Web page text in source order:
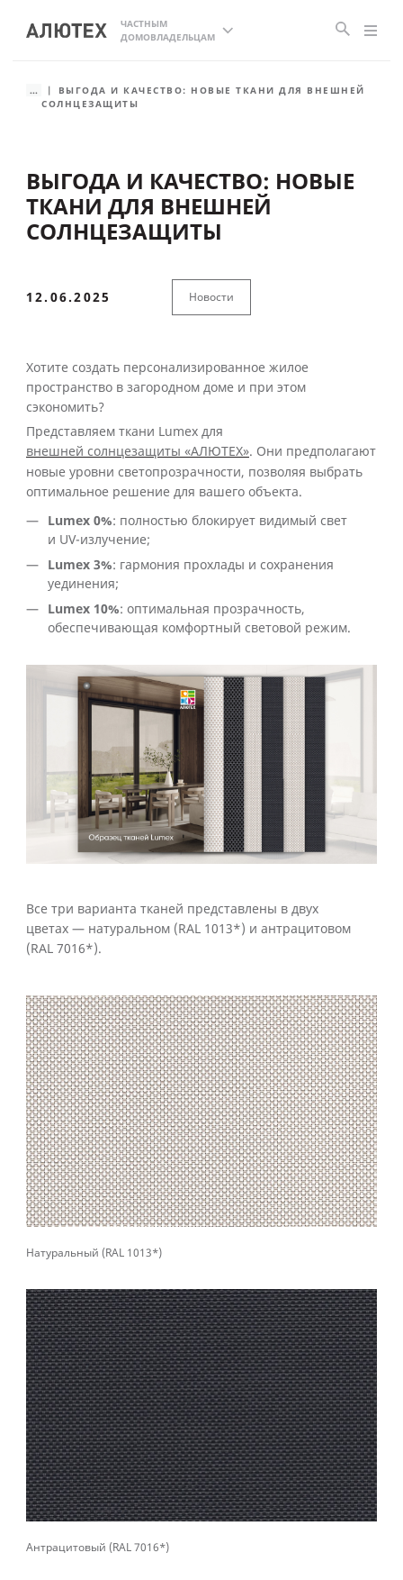
ЧАСТНЫМ
ДОМОВЛАДЕЛЬЦАМ
...
ВЫГОДА И КАЧЕСТВО: НОВЫЕ ТКАНИ ДЛЯ ВНЕШНЕЙ
СОЛНЦЕЗАЩИТЫ
ВЫГОДА И КАЧЕСТВО: НОВЫЕ
ТКАНИ ДЛЯ ВНЕШНЕЙ
СОЛНЦЕЗАЩИТЫ
12.06.2025 Новости
Хотите создать персонализированное жилое
пространство в загородном доме и при этом
сэкономить?
Представляем ткани Lumex для
внешней солнцезащиты «АЛЮТЕХ». Они предполагают
новые уровни светопрозрачности, позволяя выбрать
оптимальное решение для вашего объекта.
Lumex 0%: полностью блокирует видимый свет
и UV-излучение;
Lumex 3%: гармония прохлады и сохранения
уединения;
Lumex 10%: оптимальная прозрачность,
обеспечивающая комфортный световой режим.
Все три варианта тканей представлены в двух
цветах — натуральном (RAL 1013*) и антрацитовом
(RAL 7016*).
Натуральный (RAL 1013*)
Антрацитовый (RAL 7016*)